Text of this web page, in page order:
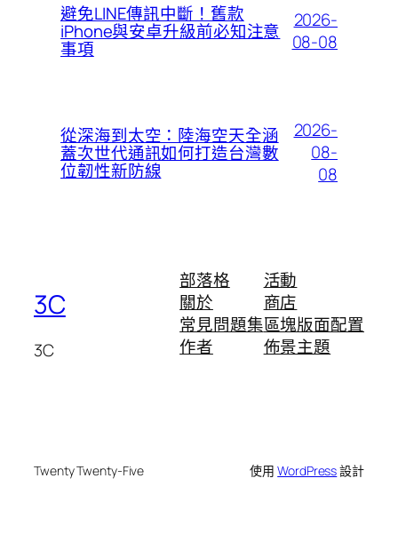
避免LINE傳訊中斷！舊款
iPhone與安卓升級前必知注意
事項
2026-
08-08
從深海到太空：陸海空天全涵
蓋次世代通訊如何打造台灣數
位韌性新防線
2026-
08-
08
3C
3C
部落格
關於
常見問題集
作者
活動
商店
區塊版面配置
佈景主題
Twenty Twenty-Five 使用WordPress設計